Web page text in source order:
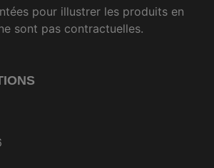
pour illustrer les produits en
sont pas contractuelles.